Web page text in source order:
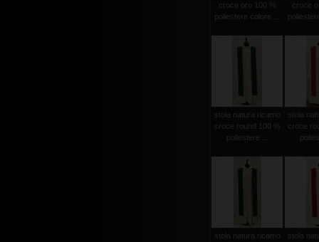
croce oro 100 %
poliestere colore ...
croce
stola natura ricamo
croce round 100 %
poliestere ...
stola
croce
stola natura ricamo
stola